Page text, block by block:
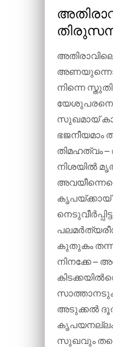
നിന്നെ
യേശുപരനെ
സുഖമായ്
ഭജനീയമാം
തിമഹത്വം –
നിശയിൽ
കൃപയ്ക്കായ്
കുതുകം
നിനക്കേ –
അടുക്കൽ
കൃപയനല്ലം
സുഖവും